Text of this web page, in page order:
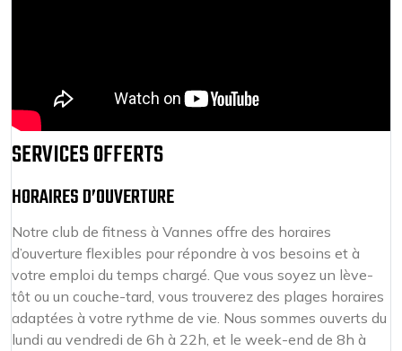
SERVICES OFFERTS
HORAIRES D’OUVERTURE
Notre club de fitness à Vannes offre des horaires
d’ouverture flexibles pour répondre à vos besoins et à
votre emploi du temps chargé. Que vous soyez un lève-
tôt ou un couche-tard, vous trouverez des plages horaires
adaptées à votre rythme de vie. Nous sommes ouverts du
lundi au vendredi de 6h à 22h, et le week-end de 8h à